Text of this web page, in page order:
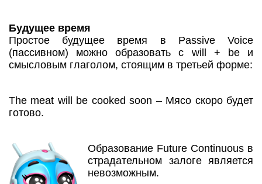
Будущее время
Простое будущее время в Passive Voice
(пассивном) можно образовать с will + be и
смысловым глаголом, стоящим в третьей форме:
The meat will be cooked soon – Мясо скоро будет
готово.
Образование Future Continuous в
страдательном залоге является
невозможным.